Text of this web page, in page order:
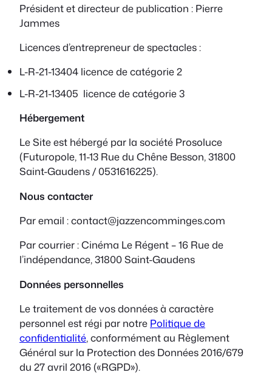
Président et directeur de publication : Pierre
Jammes
Licences d’entrepreneur de spectacles :
L-R-21-13404 licence de catégorie 2
L-R-21-13405 licence de catégorie 3
Hébergement
Le Site est hébergé par la société Prosoluce
(Futuropole, 11-13 Rue du Chêne Besson, 31800
Saint-Gaudens / 0531616225).
Nous contacter
Par email : contact@jazzencomminges.com
Par courrier : Cinéma Le Régent – 16 Rue de
l’indépendance, 31800 Saint-Gaudens
Données personnelles
Le traitement de vos données à caractère
personnel est régi par notre Politique de
confidentialité, conformément au Règlement
Général sur la Protection des Données 2016/679
du 27 avril 2016 («RGPD»).